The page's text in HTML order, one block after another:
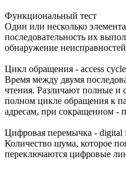
Функциональный тест
Один или несколько
последовательность их
обнаружение неисправностей
Цикл обращения - access cycle
Время между двумя
чтения. Различают полные
полном цикле обращения к
адресам, при сокращенном -
Цифровая перемычка - digital
Количество шума, которое
переключаются цифровые